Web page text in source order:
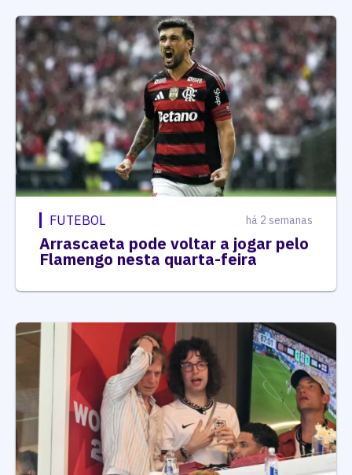
FUTEBOL há 2 semanas
Arrascaeta pode voltar a jogar pelo
Flamengo nesta quarta-feira